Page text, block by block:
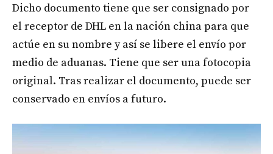
Dicho documento tiene que ser consignado por
el receptor de DHL en la nación china para que
actúe en su nombre y así se libere el envío por
medio de aduanas. Tiene que ser una fotocopia
original. Tras realizar el documento, puede ser
conservado en envíos a futuro.